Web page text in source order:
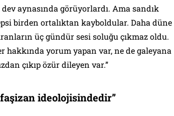
aynasında görüyorlardı. Ama sandık
birden ortalıktan kayboldular. Daha düne
üç gündür sesi soluğu çıkmaz oldu.
hakkında yorum yapan var, ne de galeyana
çıkıp özür dileyen var.”
ideolojisindedir”